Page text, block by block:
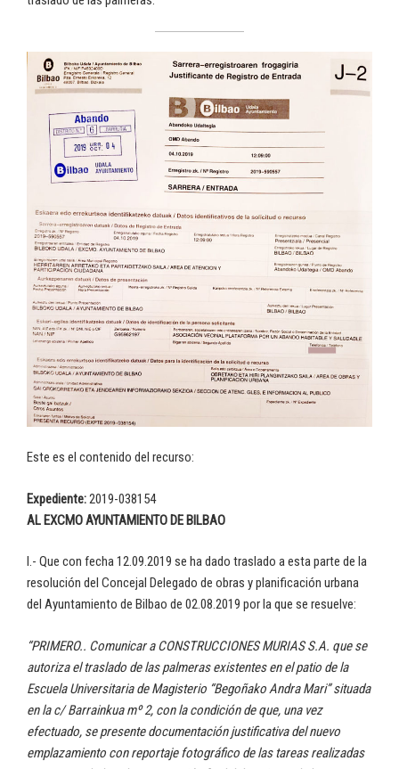
Este es el contenido del recurso:
Expediente:2019-038154
AL EXCMO AYUNTAMIENTO DE BILBAO
I.- Que con fecha 12.09.2019 se ha dado traslado a esta parte de la
resolución del Concejal Delegado de obras y planificación urbana
del Ayuntamiento de Bilbao de 02.08.2019 por la que se resuelve:
“PRIMERO.. Comunicar a CONSTRUCCIONES MURIAS S.A. que se
autoriza el traslado de las palmeras existentes en el patio de la
Escuela Universitaria de Magisterio “Begoñako Andra Mari” situada
en la c/ Barrainkua mº 2, con la condición de que, una vez
efectuado, se presente documentación justificativa del nuevo
emplazamiento con reportaje fotográfico de las tareas realizadas